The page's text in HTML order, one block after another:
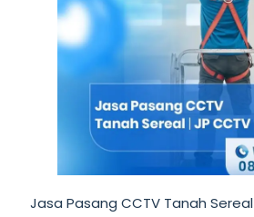
Jasa Pasang CCTV Tanah Sereal